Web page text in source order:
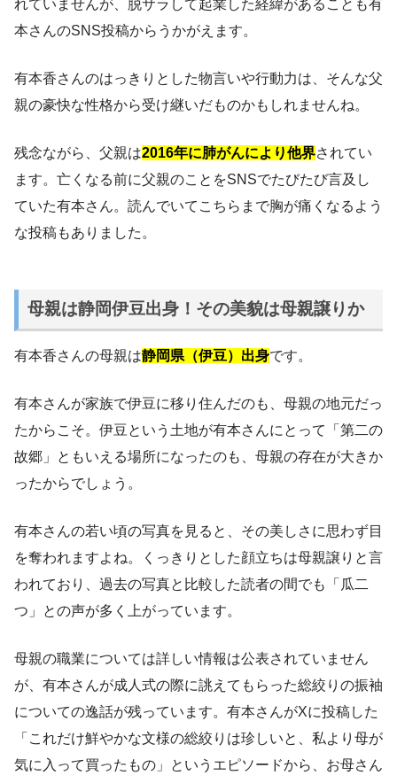
れていませんが、脱サラして起業した経緯があることも有
本さんのSNS投稿からうかがえます。
有本香さんのはっきりとした物言いや行動力は、そんな父
親の豪快な性格から受け継いだものかもしれませんね。
残念ながら、父親は2016年に肺がんにより他界されてい
ます。亡くなる前に父親のことをSNSでたびたび言及し
ていた有本さん。読んでいてこちらまで胸が痛くなるよう
な投稿もありました。
母親は静岡伊豆出身！その美貌は母親譲りか
有本香さんの母親は静岡県（伊豆）出身です。
有本さんが家族で伊豆に移り住んだのも、母親の地元だっ
たからこそ。伊豆という土地が有本さんにとって「第二の
故郷」ともいえる場所になったのも、母親の存在が大きか
ったからでしょう。
有本さんの若い頃の写真を見ると、その美しさに思わず目
を奪われますよね。くっきりとした顔立ちは母親譲りと言
われており、過去の写真と比較した読者の間でも「瓜二
つ」との声が多く上がっています。
母親の職業については詳しい情報は公表されていません
が、有本さんが成人式の際に誂えてもらった総絞りの振袖
についての逸話が残っています。有本さんがXに投稿した
「これだけ鮮やかな文様の総絞りは珍しいと、私より母が
気に入って買ったもの」というエピソードから、お母さん